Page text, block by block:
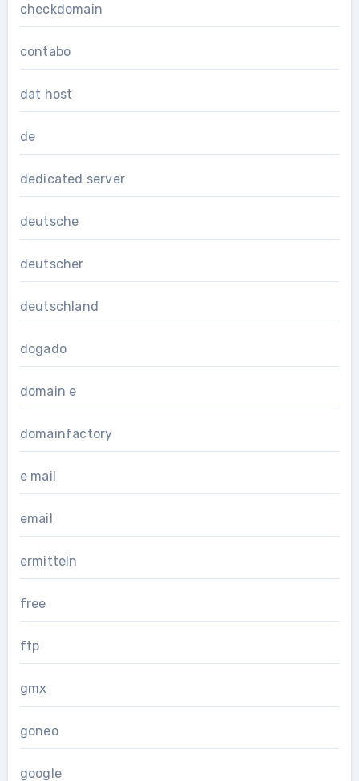
checkdomain
contabo
dat host
de
dedicated server
deutsche
deutscher
deutschland
dogado
domain e
domainfactory
e mail
email
ermitteln
free
ftp
gmx
goneo
google